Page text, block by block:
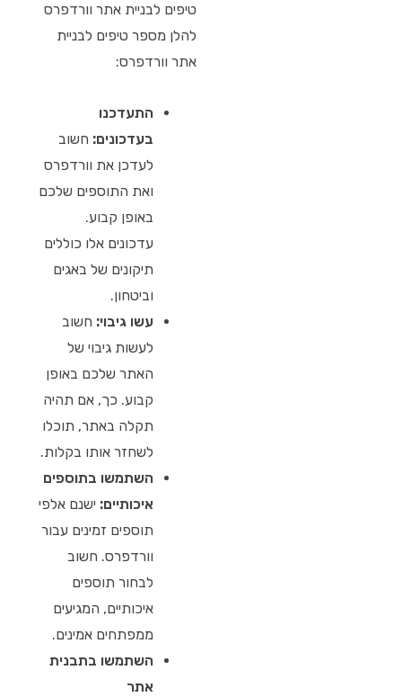
טיפים לבניית אתר וורדפרס
להלן מספר טיפים לבניית
אתר וורדפרס:
התעדכנו
בעדכונים: חשוב
לעדכן את וורדפרס
ואת התוספים שלכם
באופן קבוע.
עדכונים אלו כוללים
תיקונים של באגים
וביטחון.
עשו גיבוי: חשוב
לעשות גיבוי של
האתר שלכם באופן
קבוע. כך, אם תהיה
תקלה באתר, תוכלו
לשחזר אותו בקלות.
השתמשו בתוספים
איכותיים: ישנם אלפי
תוספים זמינים עבור
וורדפרס. חשוב
לבחור תוספים
איכותיים, המגיעים
ממפתחים אמינים.
השתמשו בתבנית
אתר